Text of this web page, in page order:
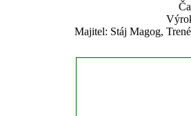
Majitel: Stáj Magog,